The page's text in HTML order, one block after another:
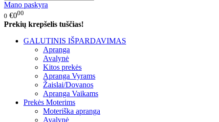
Mano paskyra
0 €000
Prekių krepšelis tuščias!
GALUTINIS IŠPARDAVIMAS
Apranga
Avalynė
Kitos prekės
Apranga Vyrams
Žaislai/Dovanos
Apranga Vaikams
Prekės Moterims
Moteriška apranga
Avalynė